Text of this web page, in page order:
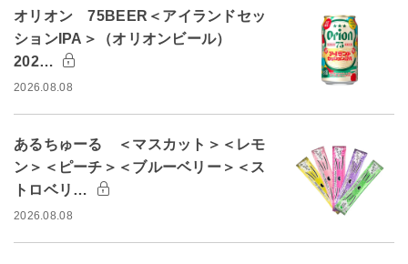
オリオン 75BEER＜アイランドセッ
ションIPA＞（オリオンビール）
202…
2026.08.08
あるちゅーる ＜マスカット＞＜レモ
ン＞＜ピーチ＞＜ブルーベリー＞＜ス
トロベリ…
2026.08.08